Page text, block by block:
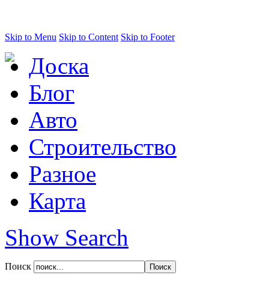
Skip to Menu Skip to Content Skip to Footer
Доска
Блог
Авто
Строительство
Разное
Карта
Show Search
Поиск